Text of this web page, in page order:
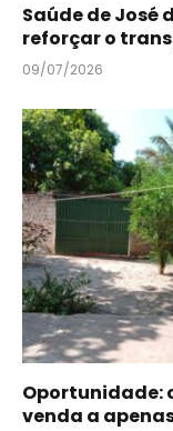
Saúde de José
reforçar o
09/07/2026
Oportunidade:
venda a